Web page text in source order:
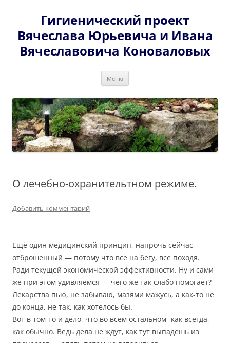
содержимомуГигиенический проект
Вячеслава Юрьевича и Ивана
Вячеславовича Коноваловых
Меню
О лечебно-охранительтном режиме.
Добавить комментарий
Ещё один медицинский принцип, напрочь сейчас
отброшенный — потому что все на бегу, все походя.
Ради текущей экономической эффективности. Ну и сами
же при этом удивляемся — чего же так слабо помогает?
Лекарства пью, не забываю, мазями мажусь, а как-то не
до конца, не так, как хотелось бы.
Вот в том-то и дело, что во всем остальном- как всегда,
как обычно. Ведь дела не ждут, как тут выпадешь из